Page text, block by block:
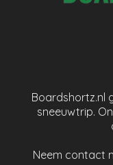
Boardshortz.nl
sneeuwtrip.
Neem contact